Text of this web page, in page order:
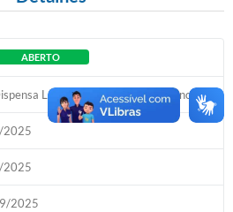
ABERTO
Lei 14.133/2021 - Emergencial
2025
2025
2025